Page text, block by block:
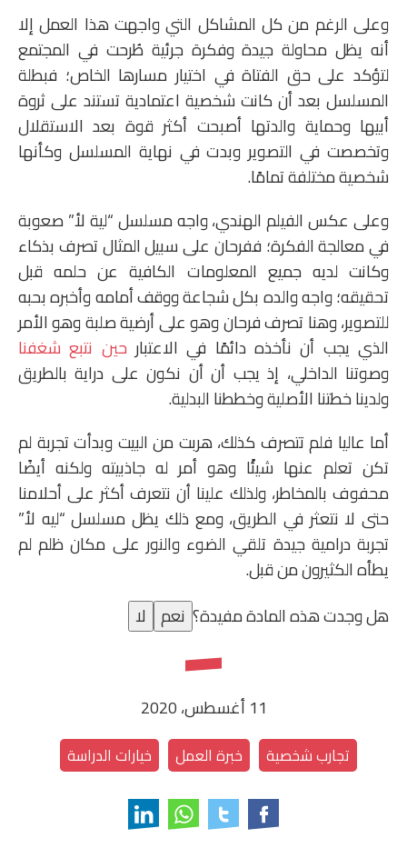
وعلى الرغم من كل المشاكل التي واجهت هذا العمل إلا
أنه يظل محاولة جيدة وفكرة جرئية طُرحت في المجتمع
لتؤكد على حق الفتاة في اختيار مسارها الخاص؛ فبطلة
المسلسل بعد أن كانت شخصية اعتمادية تستند على ثروة
أبيها وحماية والدتها أصبحت أكثر قوة بعد الاستقلال
وتخصصت في التصوير وبدت في نهاية المسلسل وكأنها
شخصية مختلفة تمامًا.
وعلى عكس الفيلم الهندي، واجه مسلسل “لية لأ” صعوبة
في معالجة الفكرة؛ ففرحان على سبيل المثال تصرف بذكاء
وكانت لديه جميع المعلومات الكافية عن حلمه قبل
تحقيقه؛ واجه والده بكل شجاعة ووقف أمامه وأخبره بحبه
للتصوير، وهنا تصرف فرحان وهو على أرضية صلبة وهو الأمر
الذي يجب أن نأخذه دائمًا في الاعتبار حين نتبع شغفنا
وصوتنا الداخلي، إذ يجب أن أن نكون على دراية بالطريق
ولدينا خطتنا الأصلية وخططنا البدلية.
أما عاليا فلم تتصرف كذلك، هربت من البيت وبدأت تجربة لم
تكن تعلم عنها شيئًا وهو أمر له جاذبيته ولكنه أيضًا
محفوف بالمخاطر، ولذلك علينا أن نتعرف أكثر على أحلامنا
حتى لا نتعثر في الطريق، ومع ذلك يظل مسلسل “ليه لأ”
تجربة درامية جيدة تلقي الضوء والنور على مكان ظلم لم
يطأه الكثيرون من قبل.
هل وجدت هذه المادة مفيدة؟ نعم لا
11 أغسطس، 2020
تجارب شخصية خبرة العمل خيارات الدراسة